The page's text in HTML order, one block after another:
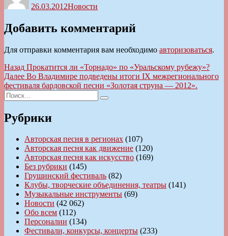
26.03.2012Новости
Добавить комментарий
Для отправки комментария вам необходимо авторизоваться.
Навигация
по
записям
Назад Предыдущая
запись:
Прокатится ли «Торнадо» по «Уральскому рубежу»?
Далее Следующая
запись:
Во Владимире подведены итоги IX межрегионального
фестиваля бардовской песни «Золотая струна — 2012».
Искать:
Поиск
Рубрики
Авторская песня в регионах (107)
Авторская песня как движение (120)
Авторская песня как искусство (169)
Без рубрики (145)
Грушинский фестиваль (82)
Клубы, творческие объединения, театры (141)
Музыкальные инструменты (69)
Новости (42 062)
Обо всем (112)
Персоналии (134)
Фестивали, конкурсы, концерты (233)